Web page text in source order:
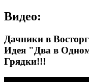
Видео:
Дачники в
Идея "Два в
Грядки!!!